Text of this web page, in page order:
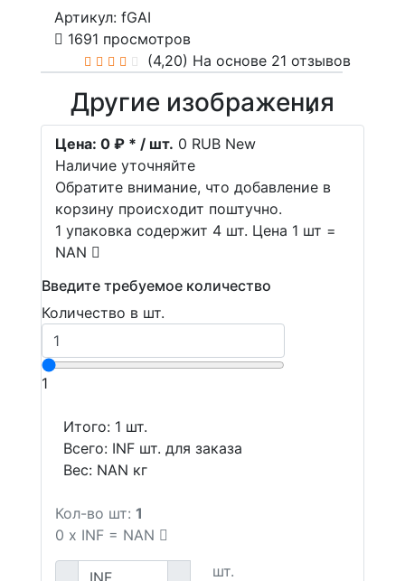
Артикул: fGAI
1691 просмотров
(4,20) На основе 21 отзывов
Другие изображения
Цена: 0 ₽ * / шт. 0 RUB New
Наличие уточняйте
Обратите внимание, что добавление в
корзину происходит поштучно.
1 упаковка содержит 4 шт. Цена 1 шт =
NAN
Введите требуемое количество
Количество в шт.
1
Итого: 1 шт.
Всего: INF шт. для заказа
Вес: NAN кг
Кол-во шт: 1
0 x INF = NAN
шт.